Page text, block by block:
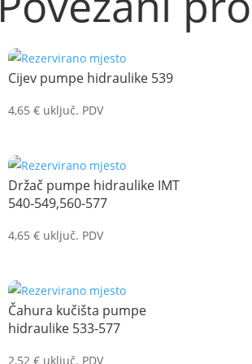
Cijev pumpe hidraulike 539
4,65€ uključ. PDV
Držač pumpe hidraulike IMT
540-549,560-577
4,65€ uključ. PDV
Čahura kučišta pumpe
hidraulike 533-577
2,52€ uključ. PDV